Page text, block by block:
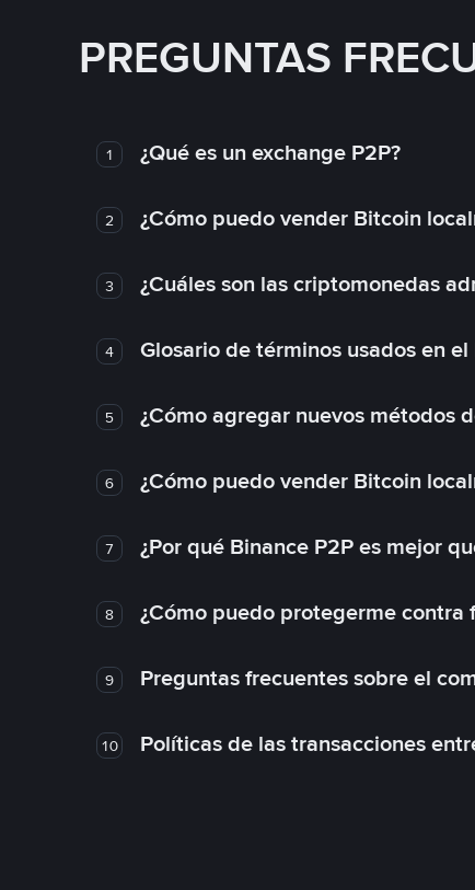
PREGUNTAS
1 ¿Qué es un exchange P2P?
2 ¿Cómo puedo vender Bitcoin
3 ¿Cuáles son las criptomonedas
4 Glosario de términos usados en el
5 ¿Cómo agregar nuevos métodos
6 ¿Cómo puedo vender Bitcoin
7 ¿Por qué Binance P2P es mejor
8 ¿Cómo puedo protegerme contra
9 Preguntas frecuentes sobre el
10 Políticas de las transacciones